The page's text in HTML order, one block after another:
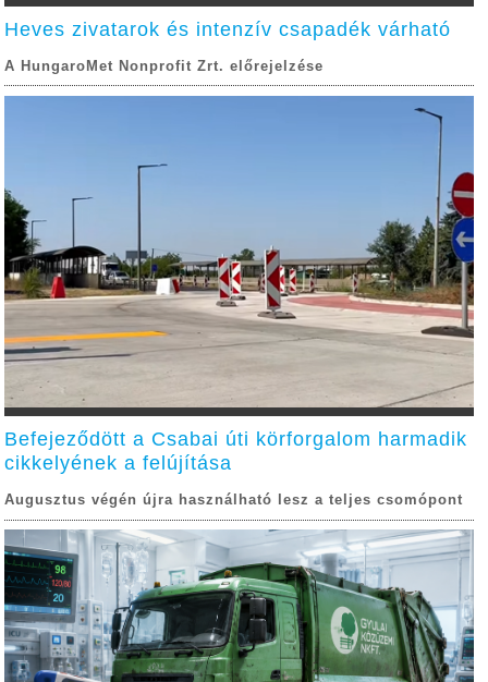
Heves zivatarok és intenzív csapadék várható
A HungaroMet Nonprofit Zrt. előrejelzése
Befejeződött a Csabai úti körforgalom harmadik
cikkelyének a felújítása
Augusztus végén újra használható lesz a teljes csomópont